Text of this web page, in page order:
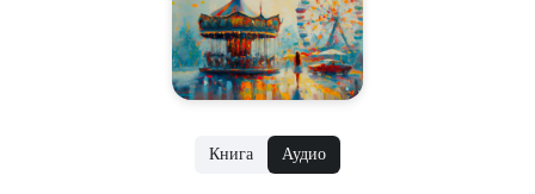
Книга Аудио